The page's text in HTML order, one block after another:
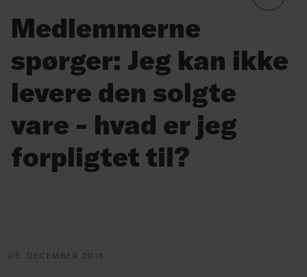
Medlemmerne
spørger: Jeg kan ikke
levere den solgte
vare - hvad er jeg
forpligtet til?
05. DECEMBER 2016